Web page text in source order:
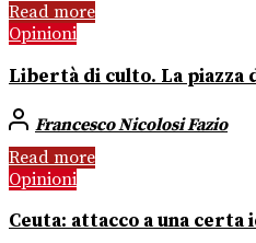
Read more
Opinioni
Libertà di culto. La piazza
Francesco Nicolosi Fazio
Read more
Opinioni
Ceuta: attacco a una certa